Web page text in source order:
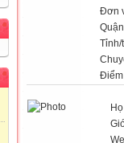
Đơn
Tỉnh/